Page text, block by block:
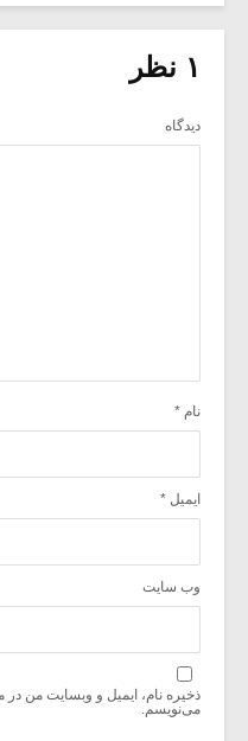
۱ نظر
دیدگاه
نام *
ایمیل *
وب‌ سایت
ذخیره نام، ایمیل و وبسایت من در
می‌نویسم.